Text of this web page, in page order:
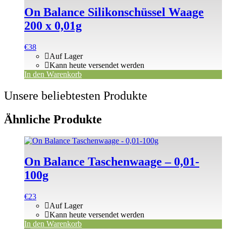
On Balance Silikonschüssel Waage
200 x 0,01g
€38
Auf Lager
Kann heute versendet werden
In den Warenkorb
Unsere beliebtesten Produkte
Ähnliche Produkte
On Balance Taschenwaage – 0,01-
100g
€23
Auf Lager
Kann heute versendet werden
In den Warenkorb